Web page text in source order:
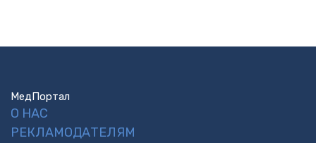
МедПортал
О НАС
РЕКЛАМОДАТЕЛЯМ